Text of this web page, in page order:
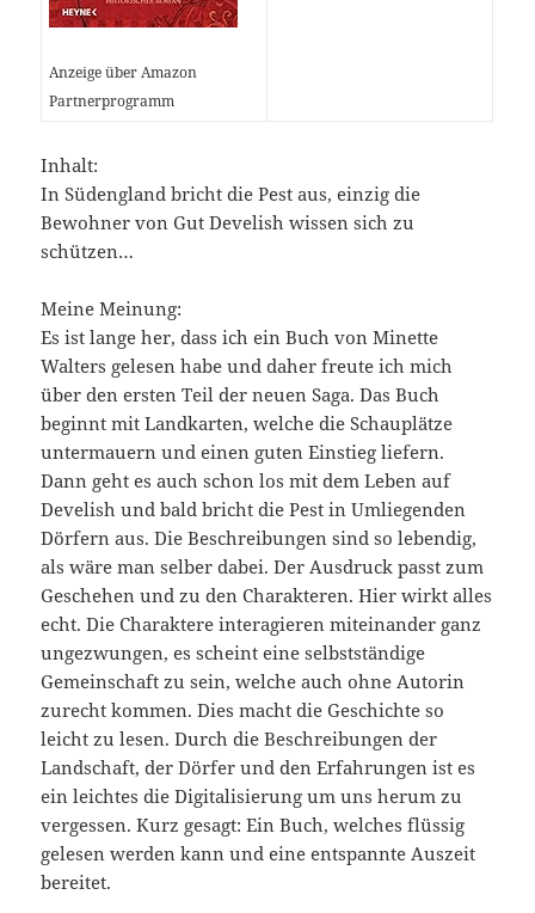
Anzeige über Amazon
Partnerprogramm
Inhalt:
In Südengland bricht die Pest aus, einzig die
Bewohner von Gut Develish wissen sich zu
schützen…
Meine Meinung:
Es ist lange her, dass ich ein Buch von Minette
Walters gelesen habe und daher freute ich mich
über den ersten Teil der neuen Saga. Das Buch
beginnt mit Landkarten, welche die Schauplätze
untermauern und einen guten Einstieg liefern.
Dann geht es auch schon los mit dem Leben auf
Develish und bald bricht die Pest in Umliegenden
Dörfern aus. Die Beschreibungen sind so lebendig,
als wäre man selber dabei. Der Ausdruck passt zum
Geschehen und zu den Charakteren. Hier wirkt alles
echt. Die Charaktere interagieren miteinander ganz
ungezwungen, es scheint eine selbstständige
Gemeinschaft zu sein, welche auch ohne Autorin
zurecht kommen. Dies macht die Geschichte so
leicht zu lesen. Durch die Beschreibungen der
Landschaft, der Dörfer und den Erfahrungen ist es
ein leichtes die Digitalisierung um uns herum zu
vergessen. Kurz gesagt: Ein Buch, welches flüssig
gelesen werden kann und eine entspannte Auszeit
bereitet.